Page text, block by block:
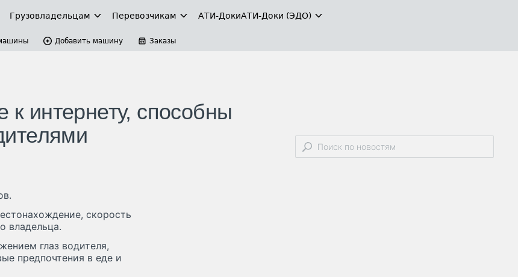
Грузовладельцам Перевозчикам АТИ-ДокиАТИ-Доки (ЭДО)
Добавить машину Заказы
интернету, способны
скорость
владельца.
глаз водителя,
предпочтения в еде и